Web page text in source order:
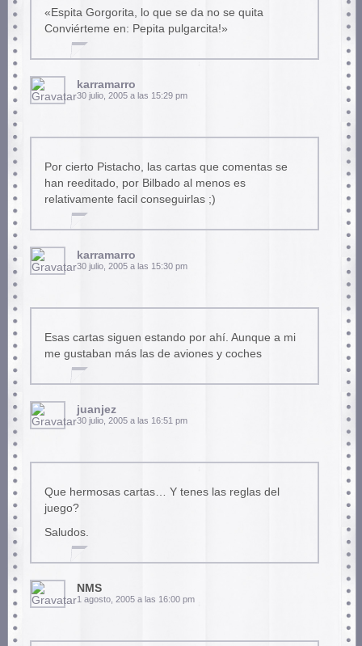
«Espita Gorgorita, lo que se da no se quita
Conviérteme en: Pepita pulgarcita!»
karramarro
30 julio, 2005 a las 15:29 pm
Por cierto Pistacho, las cartas que comentas se
han reeditado, por Bilbado al menos es
relativamente facil conseguirlas ;)
karramarro
30 julio, 2005 a las 15:30 pm
Esas cartas siguen estando por ahí. Aunque a mi
me gustaban más las de aviones y coches
juanjez
30 julio, 2005 a las 16:51 pm
Que hermosas cartas… Y tenes las reglas del
juego?
Saludos.
NMS
1 agosto, 2005 a las 16:00 pm